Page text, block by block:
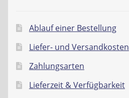
Ablauf einer Bestellung
Liefer- und Versandkosten
Zahlungsarten
Lieferzeit & Verfügbarkeit